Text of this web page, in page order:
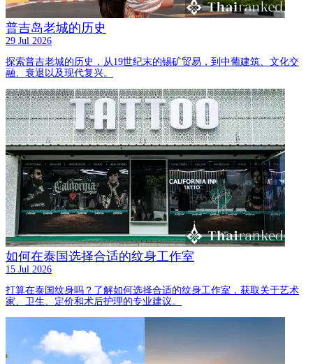
普吉岛老城的历史
29 Jul 2026
探索普吉老城的历史，从19世纪末的锡矿贸易，到中葡建筑、文化交
融、衰退以及现代复兴。
如何在泰国选择合适的纹身工作室
15 Jul 2026
打算在泰国纹身吗？了解如何选择合适的纹身工作室，获取关于艺术
家、卫生、定价和术后护理的专业建议。